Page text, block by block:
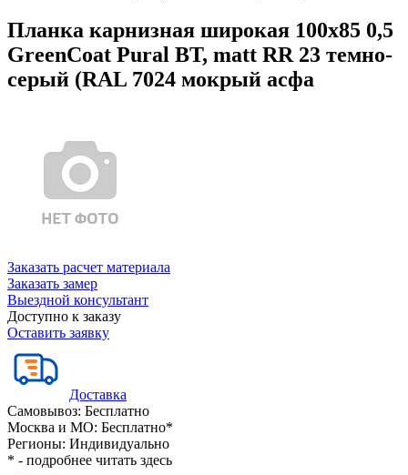
Планка карнизная широкая 100х85 0,5
GreenCoat Pural BT, matt RR 23 темно-
серый (RAL 7024 мокрый асфа
Заказать расчет материала
Заказать замер
Выездной консультант
Доступно к заказу
Оставить заявку
Доставка
Самовывоз: Бесплатно
Москва и МО: Бесплатно*
Регионы: Индивидуально
* - подробнее читать здесь